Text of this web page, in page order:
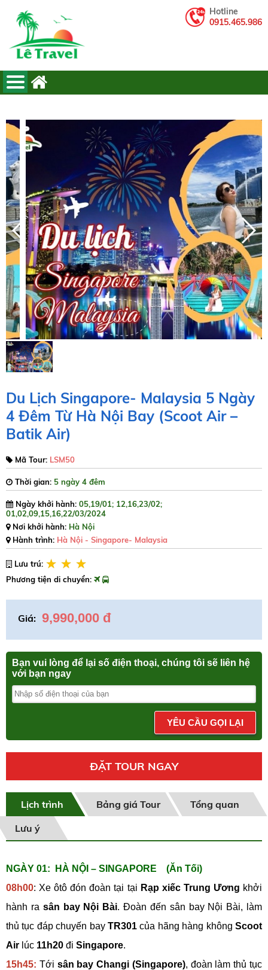
Hotline
0915.465.986
Du Lịch Singapore- Malaysia 5 Ngày
4 Đêm Từ Hà Nội Bay (Scoot Air –
Batik Air)
Mã Tour: LSM50
Thời gian: 5 ngày 4 đêm
Ngày khởi hành: 05,19/01; 12,16,23/02;
01,02,09,15,16,22/03/2024
Nơi khởi hành: Hà Nội
Hành trình: Hà Nội - Singapore- Malaysia
Lưu trú:
Phương tiện di chuyển:
Giá: 9,990,000 đ
Bạn vui lòng để lại số điện thoại, chúng tôi sẽ liên hệ
với bạn ngay
YÊU CẦU GỌI LẠI
ĐẶT TOUR NGAY
Lịch trình Bảng giá Tour
Tổng quan
Lưu ý
NGÀY 01: HÀ NỘI – SINGAPORE (Ăn Tối)
08h00: Xe ôtô đón đoàn tại tại Rạp xiếc Trung Ương khởi
hành ra sân bay Nội Bài. Đoàn đến sân bay Nội Bài, làm
thủ tục đáp chuyến bay TR301của hãng hàng khôngScoot
Air lúc 11h20 đi Singapore.
15h45: Tới sân bay Changi (Singapore), đoàn làm thủ tục